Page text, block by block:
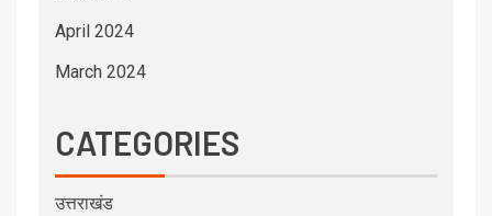
April 2024
March 2024
CATEGORIES
उत्तराखंड